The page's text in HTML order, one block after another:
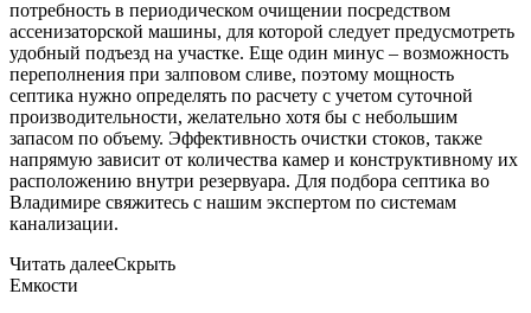
потребность в периодическом очищении посредством
ассенизаторской машины, для которой следует предусмотреть
удобный подъезд на участке. Еще один минус – возможность
переполнения при залповом сливе, поэтому мощность
септика нужно определять по расчету с учетом суточной
производительности, желательно хотя бы с небольшим
запасом по объему. Эффективность очистки стоков, также
напрямую зависит от количества камер и конструктивному их
расположению внутри резервуара. Для подбора септика во
Владимире свяжитесь с нашим экспертом по системам
канализации.
Читать далееСкрыть
Емкости